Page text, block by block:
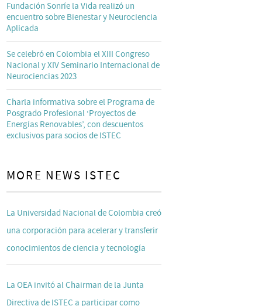
Fundación Sonríe la Vida realizó un
encuentro sobre Bienestar y Neurociencia
Aplicada
Se celebró en Colombia el XIII Congreso
Nacional y XIV Seminario Internacional de
Neurociencias 2023
Charla informativa sobre el Programa de
Posgrado Profesional ‘Proyectos de
Energías Renovables’, con descuentos
exclusivos para socios de ISTEC
MORE NEWS ISTEC
La Universidad Nacional de Colombia creó
una corporación para acelerar y transferir
conocimientos de ciencia y tecnología
La OEA invitó al Chairman de la Junta
Directiva de ISTEC a participar como